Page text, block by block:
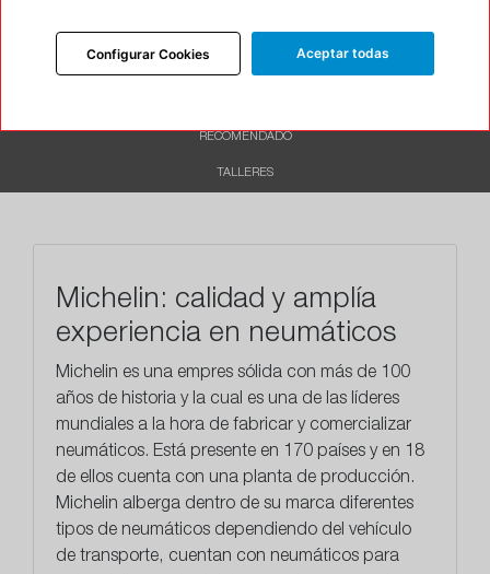
INFORMACIÓN
RECOMENDADO
TALLERES
Michelin: calidad y amplía
experiencia en neumáticos
Michelin es una empres sólida con más de 100
años de historia y la cual es una de las líderes
mundiales a la hora de fabricar y comercializar
neumáticos. Está presente en 170 países y en 18
de ellos cuenta con una planta de producción.
Michelin alberga dentro de su marca diferentes
tipos de neumáticos dependiendo del vehículo
de transporte, cuentan con neumáticos para
Configurar Cookies Aceptar todas